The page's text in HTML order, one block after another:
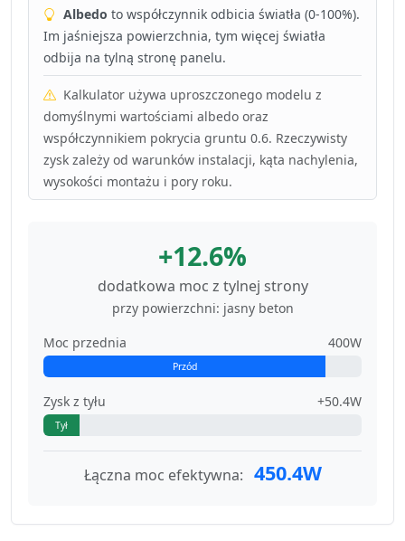
Albedo to współczynnik odbicia światła (0-100%).
Im jaśniejsza powierzchnia, tym więcej światła
odbija na tylną stronę panelu.
Kalkulator używa uproszczonego modelu z
domyślnymi wartościami albedo oraz
współczynnikiem pokrycia gruntu 0.6. Rzeczywisty
zysk zależy od warunków instalacji, kąta nachylenia,
wysokości montażu i pory roku.
+12.6%
dodatkowa moc z tylnej strony
przy powierzchni: jasny beton
Moc przednia
400W
Przód
Zysk z tyłu +50.4W
Tył
Łączna moc efektywna: 450.4W